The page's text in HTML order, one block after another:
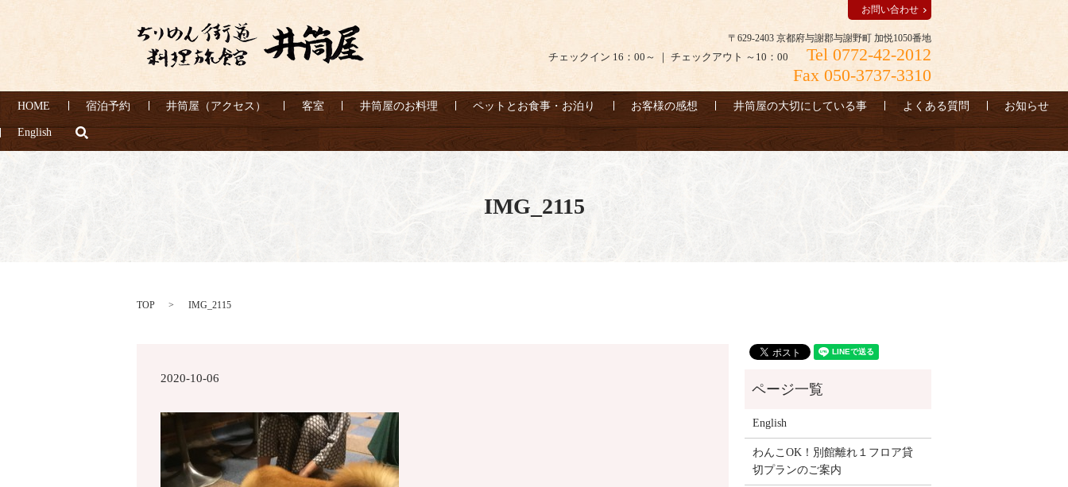
〒629-2403 京都府与謝郡与謝野町 加悦1050番地
チェックイン 16：00～ ｜ チェックアウト ～10：00
Tel 0772-42-2012
Fax 050-3737-3310
お問い合わせ
HOME 宿泊予約 井筒屋（アクセス） 客室 井筒屋のお料理 ペットとお食事・お泊り お客様の感想 井筒屋の大切にしている事 よくある質問 お知らせ
English
IMG_2115
TOP IMG_2115
2020-10-06
English
わんこOK！別館離れ１フロア貸
切プランのご案内